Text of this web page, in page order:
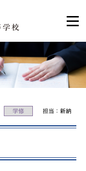
学修 担当：新納